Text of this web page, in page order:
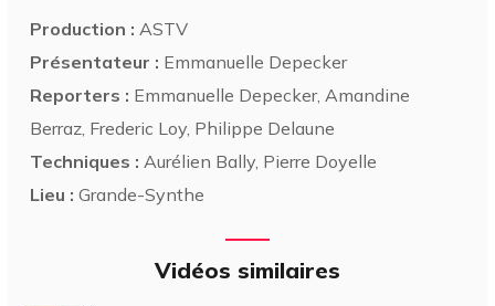
Production : ASTV
Présentateur : Emmanuelle Depecker
Reporters : Emmanuelle Depecker, Amandine
Berraz, Frederic Loy, Philippe Delaune
Techniques : Aurélien Bally, Pierre Doyelle
Lieu : Grande-Synthe
Vidéos similaires